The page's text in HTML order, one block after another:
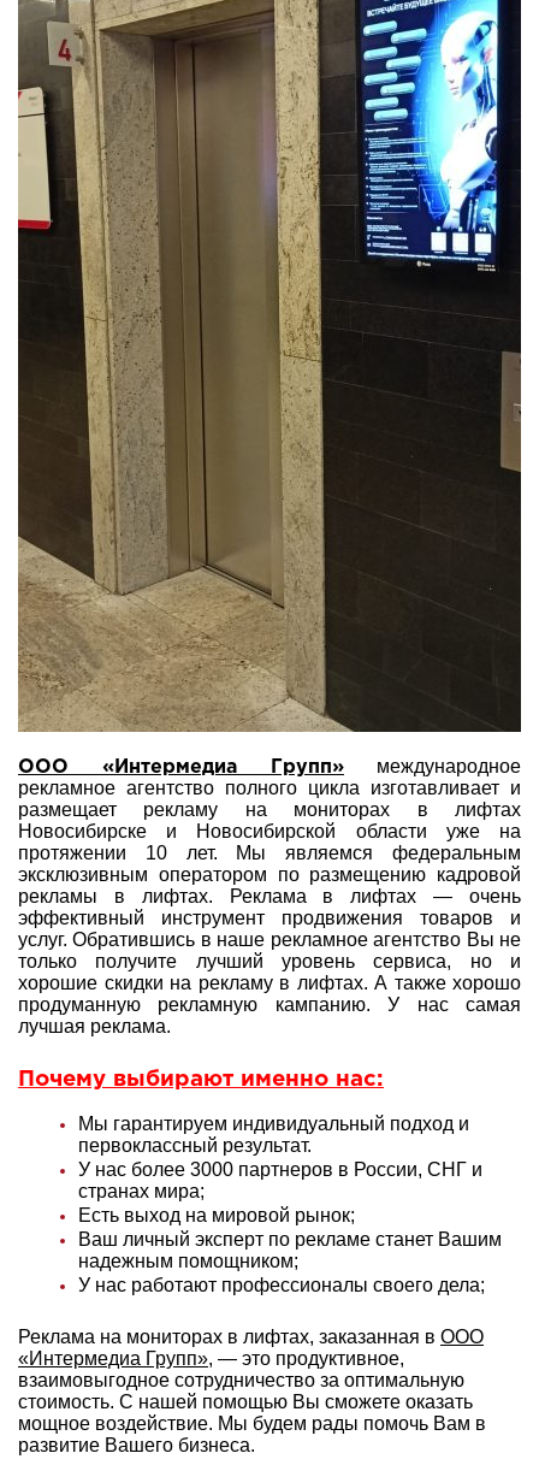
ООО «Интермедиа Групп» международное
рекламное агентство полного цикла изготавливает и
размещает рекламу на мониторах в лифтах
Новосибирске и Новосибирской области уже на
протяжении 10 лет. Мы являемся федеральным
эксклюзивным оператором по размещению кадровой
рекламы в лифтах. Реклама в лифтах — очень
эффективный инструмент продвижения товаров и
услуг. Обратившись в наше рекламное агентство Вы не
только получите лучший уровень сервиса, но и
хорошие скидки на рекламу в лифтах. А также хорошо
продуманную рекламную кампанию. У нас самая
лучшая реклама.
Почему выбирают именно нас:
Мы гарантируем индивидуальный подход и
первоклассный результат.
У нас более 3000 партнеров в России, СНГ и
странах мира;
Есть выход на мировой рынок;
Ваш личный эксперт по рекламе станет Вашим
надежным помощником;
У нас работают профессионалы своего дела;
Реклама на мониторах в лифтах, заказанная в ООО
«Интермедиа Групп», — это продуктивное,
взаимовыгодное сотрудничество за оптимальную
стоимость. С нашей помощью Вы сможете оказать
мощное воздействие. Мы будем рады помочь Вам в
развитие Вашего бизнеса.